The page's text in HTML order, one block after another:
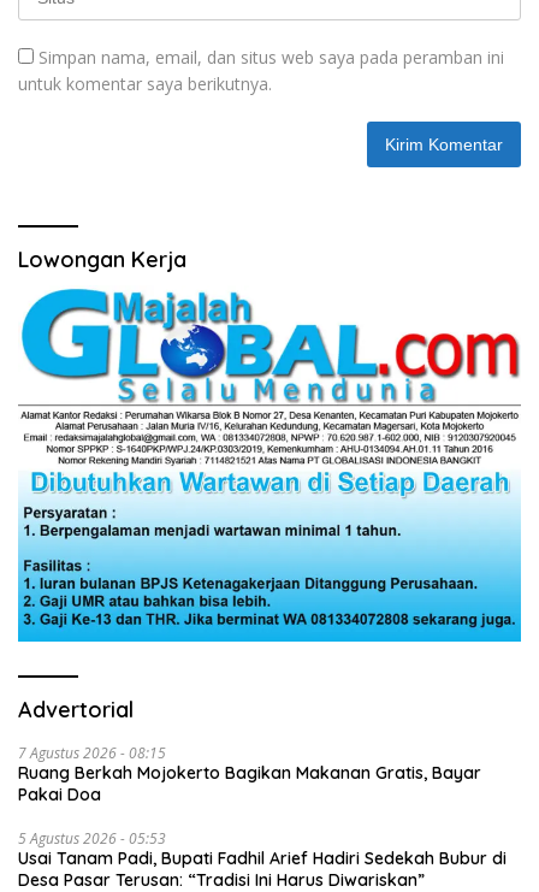
Simpan nama, email, dan situs web saya pada peramban ini
untuk komentar saya berikutnya.
Lowongan Kerja
Advertorial
7 Agustus 2026 - 08:15
Ruang Berkah Mojokerto Bagikan Makanan Gratis, Bayar
Pakai Doa
5 Agustus 2026 - 05:53
Usai Tanam Padi, Bupati Fadhil Arief Hadiri Sedekah Bubur di
Desa Pasar Terusan: “Tradisi Ini Harus Diwariskan”